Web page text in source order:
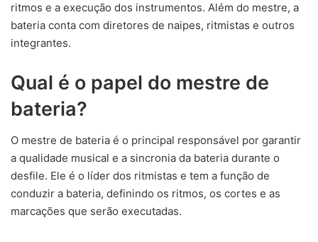
ritmos e a execução dos instrumentos. Além do mestre, a
bateria conta com diretores de naipes, ritmistas e outros
integrantes.
Qual é o papel do mestre de
bateria?
O mestre de bateria é o principal responsável por garantir
a qualidade musical e a sincronia da bateria durante o
desfile. Ele é o líder dos ritmistas e tem a função de
conduzir a bateria, definindo os ritmos, os cortes e as
marcações que serão executadas.